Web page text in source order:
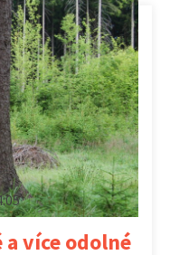
více odolné